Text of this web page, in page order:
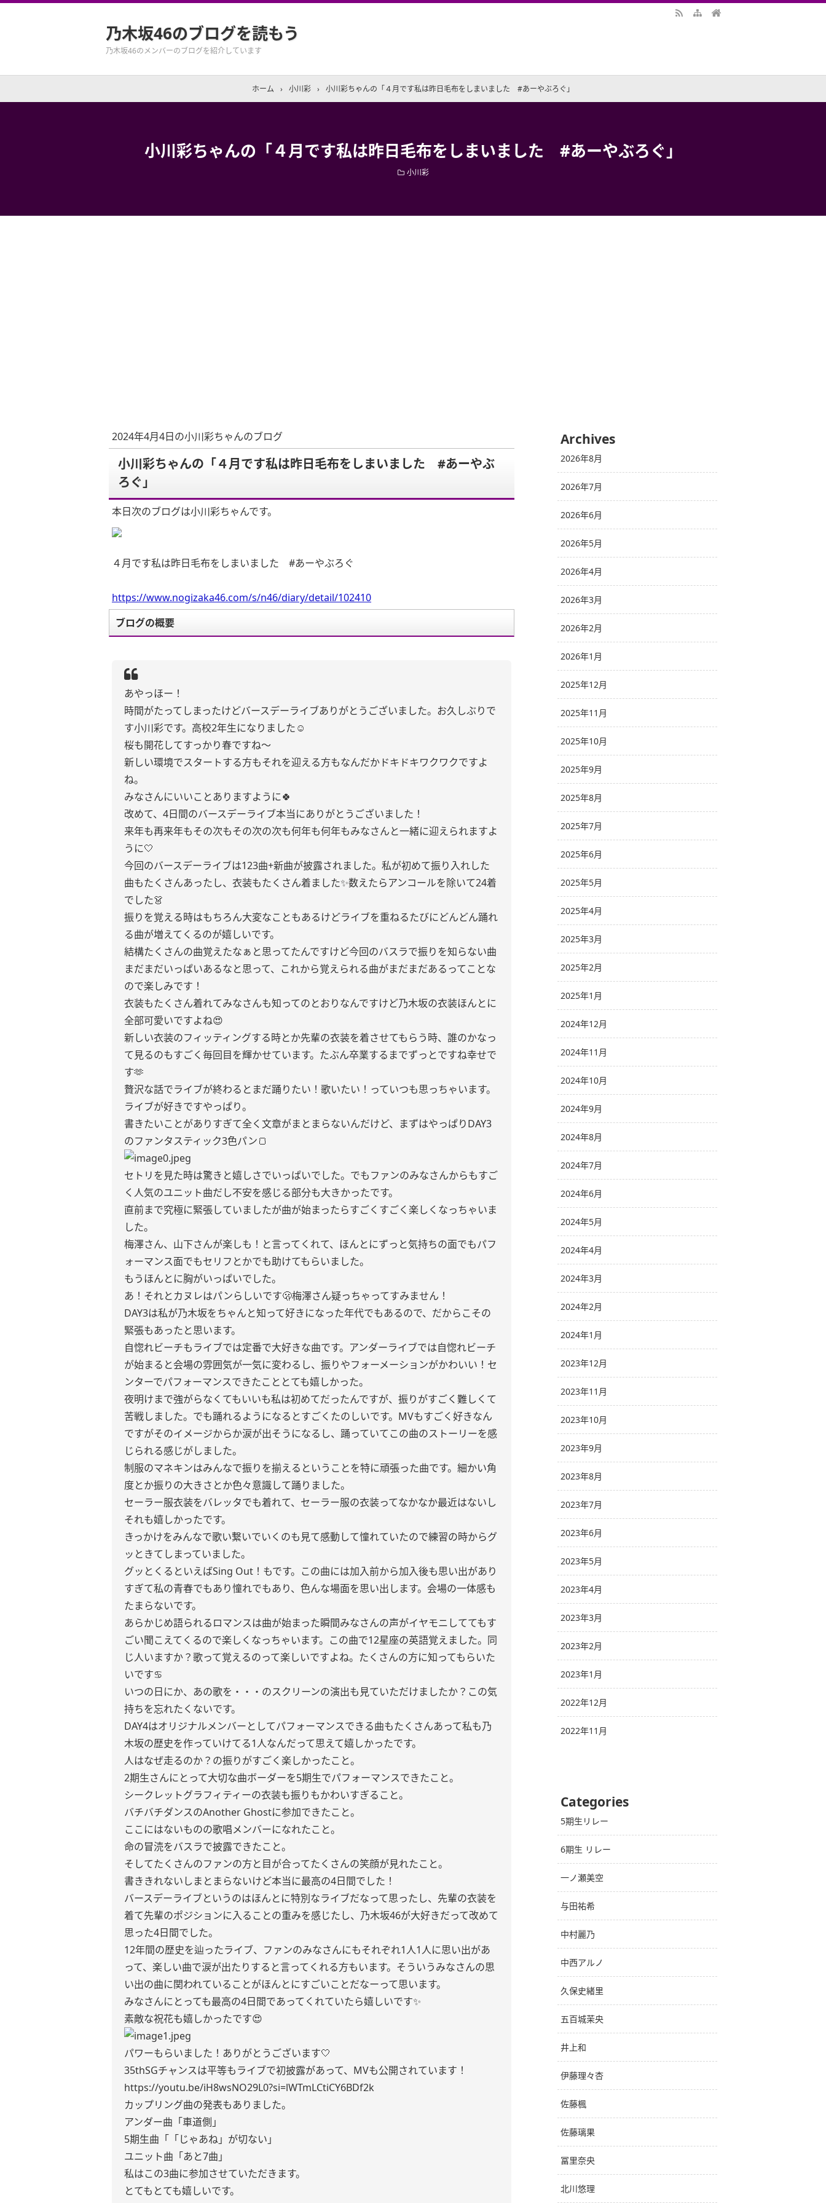
乃木坂46のブログを読もう
乃木坂46のメンバーのブログを紹介しています
ホーム › 小川彩 › 小川彩ちゃんの「４月です私は昨日毛布をしまいました #あーやぶろぐ」
小川彩ちゃんの「４月です私は昨日毛布をしまいました #あーやぶろぐ」
小川彩
2024年4月4日の小川彩ちゃんのブログ
小川彩ちゃんの「４月です私は昨日毛布をしまいました #あーやぶ
ろぐ」
本日次のブログは小川彩ちゃんです。
４月です私は昨日毛布をしまいました #あーやぶろぐ
https://www.nogizaka46.com/s/n46/diary/detail/102410
ブログの概要
あやっほー！
時間がたってしまったけどバースデーライブありがとうございました。お久しぶりで
す小川彩です。高校2年生になりました☺︎
桜も開花してすっかり春ですね〜
新しい環境でスタートする方もそれを迎える方もなんだかドキドキワクワクですよ
ね。
みなさんにいいことありますように🍀
改めて、4日間のバースデーライブ本当にありがとうございました！
来年も再来年もその次もその次の次も何年も何年もみなさんと一緒に迎えられますよ
うに🤍
今回のバースデーライブは123曲+新曲が披露されました。私が初めて振り入れした
曲もたくさんあったし、衣装もたくさん着ました✨数えたらアンコールを除いて24着
でした👗
振りを覚える時はもちろん大変なこともあるけどライブを重ねるたびにどんどん踊れ
る曲が増えてくるのが嬉しいです。
結構たくさんの曲覚えたなぁと思ってたんですけど今回のバスラで振りを知らない曲
まだまだいっぱいあるなと思って、これから覚えられる曲がまだまだあるってことな
ので楽しみです！
衣装もたくさん着れてみなさんも知ってのとおりなんですけど乃木坂の衣装ほんとに
全部可愛いですよね😍
新しい衣装のフィッティングする時とか先輩の衣装を着させてもらう時、誰のかなっ
て見るのもすごく毎回目を輝かせています。たぶん卒業するまでずっとですね幸せで
す🫶
贅沢な話でライブが終わるとまだ踊りたい！歌いたい！っていつも思っちゃいます。
ライブが好きですやっぱり。
書きたいことがありすぎて全く文章がまとまらないんだけど、まずはやっぱりDAY3
のファンタスティック3色パン🍞
セトリを見た時は驚きと嬉しさでいっぱいでした。でもファンのみなさんからもすご
く人気のユニット曲だし不安を感じる部分も大きかったです。
直前まで究極に緊張していましたが曲が始まったらすごくすごく楽しくなっちゃいま
した。
梅澤さん、山下さんが楽しも！と言ってくれて、ほんとにずっと気持ちの面でもパフ
ォーマンス面でもセリフとかでも助けてもらいました。
もうほんとに胸がいっぱいでした。
あ！それとカヌレはパンらしいです🫢梅澤さん疑っちゃってすみません！
DAY3は私が乃木坂をちゃんと知って好きになった年代でもあるので、だからこその
緊張もあったと思います。
自惚れビーチもライブでは定番で大好きな曲です。アンダーライブでは自惚れビーチ
が始まると会場の雰囲気が一気に変わるし、振りやフォーメーションがかわいい！セ
ンターでパフォーマンスできたこととても嬉しかった。
夜明けまで強がらなくてもいいも私は初めてだったんですが、振りがすごく難しくて
苦戦しました。でも踊れるようになるとすごくたのしいです。MVもすごく好きなん
ですがそのイメージからか涙が出そうになるし、踊っていてこの曲のストーリーを感
じられる感じがしました。
制服のマネキンはみんなで振りを揃えるということを特に頑張った曲です。細かい角
度とか振りの大きさとか色々意識して踊りました。
セーラー服衣装をバレッタでも着れて、セーラー服の衣装ってなかなか最近はないし
それも嬉しかったです。
きっかけをみんなで歌い繋いでいくのも見て感動して憧れていたので練習の時からグ
ッときてしまっていました。
グッとくるといえばSing Out！もです。この曲には加入前から加入後も思い出があり
すぎて私の青春でもあり憧れでもあり、色んな場面を思い出します。会場の一体感も
たまらないです。
あらかじめ語られるロマンスは曲が始まった瞬間みなさんの声がイヤモニしててもす
ごい聞こえてくるので楽しくなっちゃいます。この曲で12星座の英語覚えました。同
じ人いますか？歌って覚えるのって楽しいですよね。たくさんの方に知ってもらいた
いです♋️
いつの日にか、あの歌を・・・のスクリーンの演出も見ていただけましたか？この気
持ちを忘れたくないです。
DAY4はオリジナルメンバーとしてパフォーマンスできる曲もたくさんあって私も乃
木坂の歴史を作っていけてる1人なんだって思えて嬉しかったです。
人はなぜ走るのか？の振りがすごく楽しかったこと。
2期生さんにとって大切な曲ボーダーを5期生でパフォーマンスできたこと。
シークレットグラフィティーの衣装も振りもかわいすぎること。
バチバチダンスのAnother Ghostに参加できたこと。
ここにはないものの歌唱メンバーになれたこと。
命の冒涜をバスラで披露できたこと。
そしてたくさんのファンの方と目が合ってたくさんの笑顔が見れたこと。
書ききれないしまとまらないけど本当に最高の4日間でした！
バースデーライブというのはほんとに特別なライブだなって思ったし、先輩の衣装を
着て先輩のポジションに入ることの重みを感じたし、乃木坂46が大好きだって改めて
思った4日間でした。
12年間の歴史を辿ったライブ、ファンのみなさんにもそれぞれ1人1人に思い出があ
って、楽しい曲で涙が出たりすると言ってくれる方もいます。そういうみなさんの思
い出の曲に関われていることがほんとにすごいことだなーって思います。
みなさんにとっても最高の4日間であってくれていたら嬉しいです✨
素敵な祝花も嬉しかったです😍
パワーもらいました！ありがとうございます🤍
35thSGチャンスは平等もライブで初披露があって、MVも公開されています！
https://youtu.be/iH8wsNO29L0?si=lWTmLCtiCY6BDf2k
カップリング曲の発表もありました。
アンダー曲「車道側」
5期生曲「「じゃあね」が切ない」
ユニット曲「あと7曲」
私はこの3曲に参加させていただきます。
とてもとても嬉しいです。
Archives
2026年8月
2026年7月
2026年6月
2026年5月
2026年4月
2026年3月
2026年2月
2026年1月
2025年12月
2025年11月
2025年10月
2025年9月
2025年8月
2025年7月
2025年6月
2025年5月
2025年4月
2025年3月
2025年2月
2025年1月
2024年12月
2024年11月
2024年10月
2024年9月
2024年8月
2024年7月
2024年6月
2024年5月
2024年4月
2024年3月
2024年2月
2024年1月
2023年12月
2023年11月
2023年10月
2023年9月
2023年8月
2023年7月
2023年6月
2023年5月
2023年4月
2023年3月
2023年2月
2023年1月
2022年12月
2022年11月
Categories
5期生リレー
6期生 リレー
一ノ瀬美空
与田祐希
中村麗乃
中西アルノ
久保史緒里
五百城茉央
井上和
伊藤理々杏
佐藤楓
佐藤璃果
冨里奈央
北川悠理